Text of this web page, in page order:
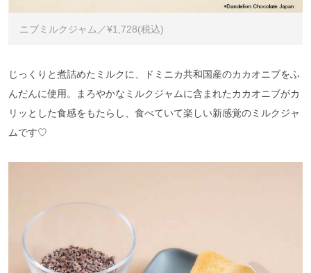
ニブミルクジャム／¥1,728(税込)
じっくりと煮詰めたミルクに、ドミニカ共和国産のカカオニブをふ
んだんに使用。まろやかなミルクジャムに含まれたカカオニブがカ
リッとした食感をもたらし、食べていて楽しい新感覚のミルクジャ
ムです♡